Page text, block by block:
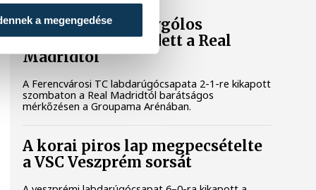
a megengedése
A Ferencváros egygólos
vereséget szenvedett a Real
Madridtól
A Ferencvárosi TC labdarúgócsapata 2-1-re kikapott
szombaton a Real Madridtól barátságos
mérkőzésen a Groupama Arénában.
A korai piros lap megpecsételte
a VSC Veszprém sorsát